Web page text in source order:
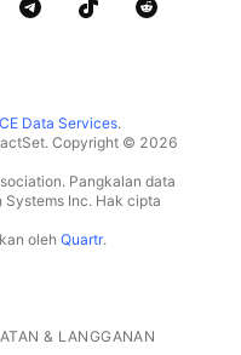
Data Services.
Copyright © 2026
Pangkalan data
Systems Inc. Hak cipta
oleh Quartr.
& LANGGANAN